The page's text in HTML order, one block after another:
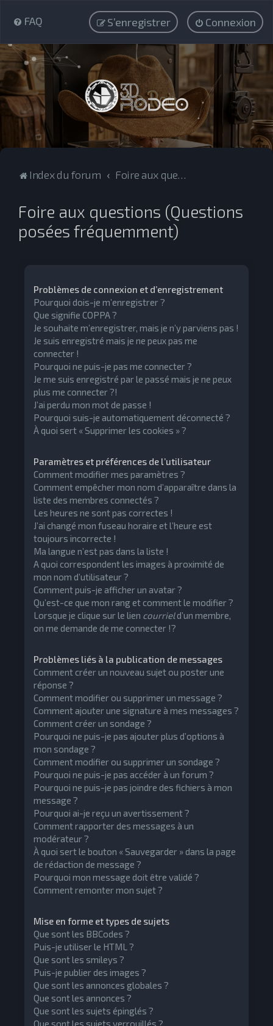
FAQ Connexion
S’enregistrer
Index du forum Foire aux questions (Questions posées fréquemment)
Foire aux questions (Questions
posées fréquemment)
Problèmes de connexion et d’enregistrement
Pourquoi dois-je m’enregistrer ?
Que signifie COPPA ?
Je souhaite m’enregistrer, mais je n’y parviens pas !
Je suis enregistré mais je ne peux pas me
connecter !
Pourquoi ne puis-je pas me connecter ?
Je me suis enregistré par le passé mais je ne peux
plus me connecter ?!
J’ai perdu mon mot de passe !
Pourquoi suis-je automatiquement déconnecté ?
À quoi sert « Supprimer les cookies » ?
Paramètres et préférences de l’utilisateur
Comment modifier mes paramètres ?
Comment empêcher mon nom d’apparaître dans la
liste des membres connectés ?
Les heures ne sont pas correctes !
J’ai changé mon fuseau horaire et l’heure est
toujours incorrecte !
Ma langue n’est pas dans la liste !
A quoi correspondent les images à proximité de
mon nom d’utilisateur ?
Comment puis-je afficher un avatar ?
Qu’est-ce que mon rang et comment le modifier ?
Lorsque je clique sur le lien courrield’un membre,
on me demande de me connecter !?
Problèmes liés à la publication de messages
Comment créer un nouveau sujet ou poster une
réponse ?
Comment modifier ou supprimer un message ?
Comment ajouter une signature à mes messages ?
Comment créer un sondage ?
Pourquoi ne puis-je pas ajouter plus d’options à
mon sondage ?
Comment modifier ou supprimer un sondage ?
Pourquoi ne puis-je pas accéder à un forum ?
Pourquoi ne puis-je pas joindre des fichiers à mon
message ?
Pourquoi ai-je reçu un avertissement ?
Comment rapporter des messages à un
modérateur ?
À quoi sert le bouton « Sauvegarder » dans la page
de rédaction de message ?
Pourquoi mon message doit être validé ?
Comment remonter mon sujet ?
Mise en forme et types de sujets
Que sont les BBCodes ?
Puis-je utiliser le HTML ?
Que sont les smileys ?
Puis-je publier des images ?
Que sont les annonces globales ?
Que sont les annonces ?
Que sont les sujets épinglés ?
Que sont les sujets verrouillés ?